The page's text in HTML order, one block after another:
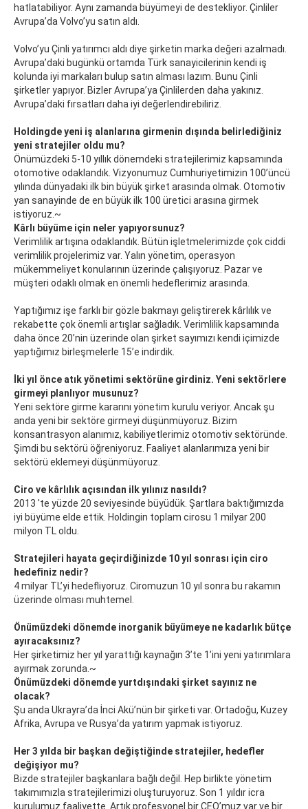
hatlatabiliyor. Aynı zamanda büyümeyi de destekliyor. Çinliler
Avrupa’da Volvo’yu satın aldı.
Volvo’yu Çinli yatırımcı aldı diye şirketin marka değeri azalmadı.
Avrupa’daki bugünkü ortamda Türk sanayicilerinin kendi iş
kolunda iyi markaları bulup satın alması lazım. Bunu Çinli
şirketler yapıyor. Bizler Avrupa’ya Çinlilerden daha yakınız.
Avrupa’daki fırsatları daha iyi değerlendirebiliriz.
Holdingde yeni iş alanlarına girmenin dışında belirlediğiniz
yeni stratejiler oldu mu?
Önümüzdeki 5-10 yıllık dönemdeki stratejilerimiz kapsamında
otomotive odaklandık. Vizyonumuz Cumhuriyetimizin 100’üncü
yılında dünyadaki ilk bin büyük şirket arasında olmak. Otomotiv
yan sanayinde de en büyük ilk 100 üretici arasına girmek
istiyoruz.~
Kârlı büyüme için neler yapıyorsunuz?
Verimlilik artışına odaklandık. Bütün işletmelerimizde çok ciddi
verimlilik projelerimiz var. Yalın yönetim, operasyon
mükemmeliyet konularının üzerinde çalışıyoruz. Pazar ve
müşteri odaklı olmak en önemli hedeflerimiz arasında.
Yaptığımız işe farklı bir gözle bakmayı geliştirerek kârlılık ve
rekabette çok önemli artışlar sağladık. Verimlilik kapsamında
daha önce 20’nin üzerinde olan şirket sayımızı kendi içimizde
yaptığımız birleşmelerle 15’e indirdik.
İki yıl önce atık yönetimi sektörüne girdiniz. Yeni sektörlere
girmeyi planlıyor musunuz?
Yeni sektöre girme kararını yönetim kurulu veriyor. Ancak şu
anda yeni bir sektöre girmeyi düşünmüyoruz. Bizim
konsantrasyon alanımız, kabiliyetlerimiz otomotiv sektöründe.
Şimdi bu sektörü öğreniyoruz. Faaliyet alanlarımıza yeni bir
sektörü eklemeyi düşünmüyoruz.
Ciro ve kârlılık açısından ilk yılınız nasıldı?
2013 'te yüzde 20 seviyesinde büyüdük. Şartlara baktığımızda
iyi büyüme elde ettik. Holdingin toplam cirosu 1 milyar 200
milyon TL oldu.
Stratejileri hayata geçirdiğinizde 10 yıl sonrası için ciro
hedefiniz nedir?
4 milyar TL’yi hedefliyoruz. Ciromuzun 10 yıl sonra bu rakamın
üzerinde olması muhtemel.
Önümüzdeki dönemde inorganik büyümeye ne kadarlık bütçe
ayıracaksınız?
Her şirketimiz her yıl yarattığı kaynağın 3’te 1’ini yeni yatırımlara
ayırmak zorunda.~
Önümüzdeki dönemde yurtdışındaki şirket sayınız ne
olacak?
Şu anda Ukrayra’da İnci Akü’nün bir şirketi var. Ortadoğu, Kuzey
Afrika, Avrupa ve Rusya’da yatırım yapmak istiyoruz.
Her 3 yılda bir başkan değiştiğinde stratejiler, hedefler
değişiyor mu?
Bizde stratejiler başkanlara bağlı değil. Hep birlikte yönetim
takımımızla stratejilerimizi oluşturuyoruz. Son 1 yıldır icra
kurulumuz faaliyette. Artık profesyonel bir CEO’muz var ve bir